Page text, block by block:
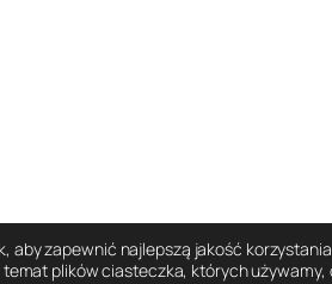
aby zapewnić najlepszą jakość
plików ciasteczka, których